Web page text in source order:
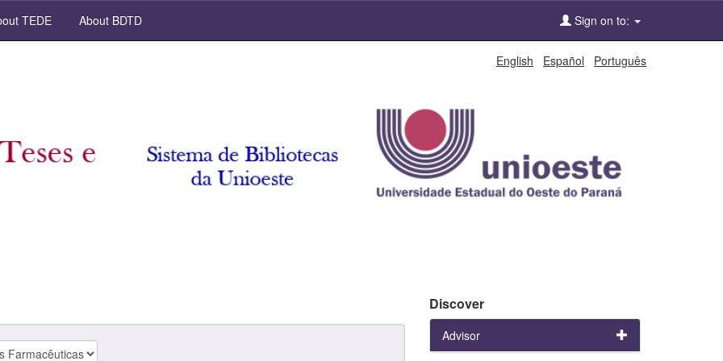
TEDE About BDTD Sign on to:
English Español Português
Discover
Advisor